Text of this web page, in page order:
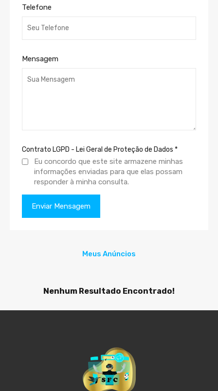
Telefone
Mensagem
Contrato LGPD - Lei Geral de Proteção de Dados *
Eu concordo que este site armazene minhas
informações enviadas para que elas possam
responder à minha consulta.
Meus Anúncios
Nenhum Resultado Encontrado!